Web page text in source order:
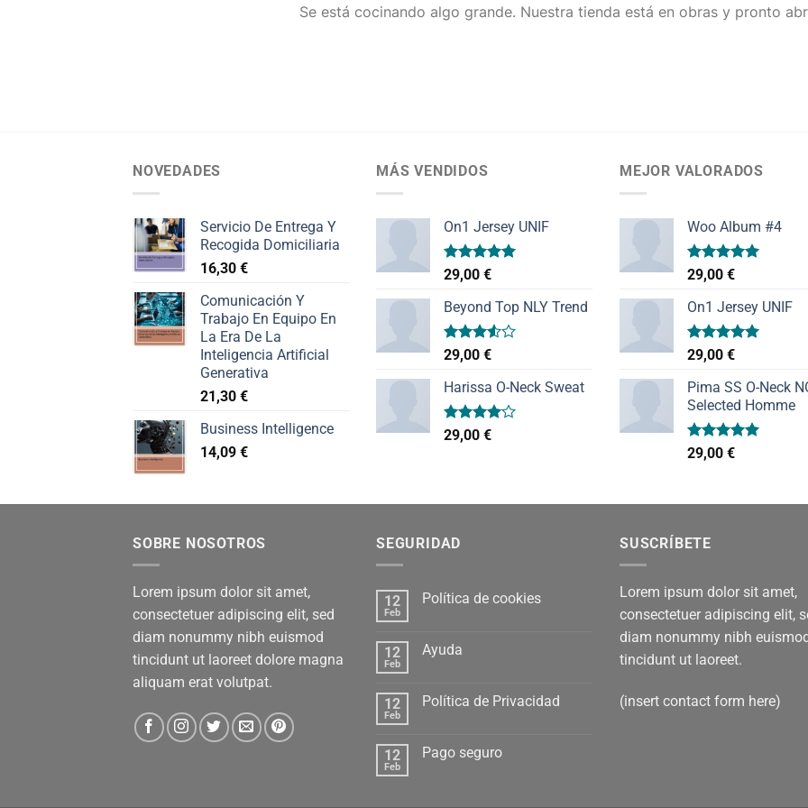
Se está cocinando algo grande. Nuestra tienda está en obras y pronto
NOVEDADES
Servicio De Entrega Y
Recogida Domiciliaria
16,30 €
Comunicación Y
Trabajo En Equipo En
La Era De La
Inteligencia Artificial
Generativa
21,30 €
Business Intelligence
14,09 €
MÁS VENDIDOS
On1 Jersey UNIF
Valorado
con
de 5
29,00 €
Beyond Top NLY Trend
Valorado
con
3.50de
5
29,00 €
Harissa O-Neck Sweat
Valorado
con
29,00 €
MEJOR VALORADOS
Woo Album #4
Valorado
con
de 5
29,00 €
On1 Jersey UNIF
Valorado
con
de 5
29,00 €
Pima SS O-Neck
Selected Homme
Valorado
con
29,00 €
SOBRE NOSOTROS
Lorem ipsum dolor sit amet,
consectetuer adipiscing elit, sed
diam nonummy nibh euismod
tincidunt ut laoreet dolore magna
aliquam erat volutpat.
SEGURIDAD
12
Feb
Política de cookies
12
Feb
Ayuda
12
Feb
Política de Privacidad
12
Feb
Pago seguro
SUSCRÍBETE
Lorem ipsum dolor sit amet,
consectetuer adipiscing elit,
diam nonummy nibh euismod
tincidunt ut laoreet.
(insert contact form here)